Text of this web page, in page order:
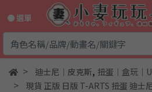
● 選單
迪士尼｜皮克斯, 扭蛋｜盒玩｜
現貨 正版 日版 T-ARTS 扭蛋 迪士